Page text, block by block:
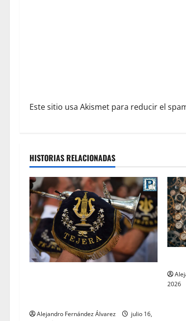
a
s
Este sitio usa Akismet para reducir el
HISTORIAS RELACIONADAS
Alejandro Fernández Álvarez
julio 16,
2026